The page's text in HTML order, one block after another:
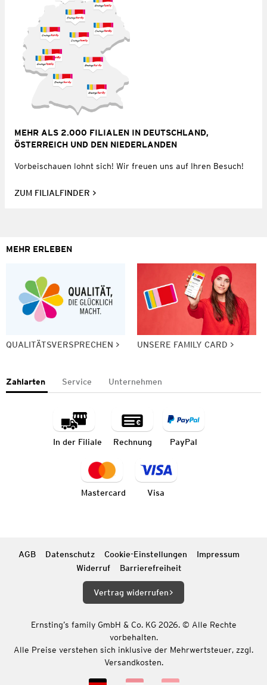
MEHR ALS 2.000 FILIALEN IN DEUTSCHLAND,
ÖSTERREICH UND DEN NIEDERLANDEN
Vorbeischauen lohnt sich! Wir freuen uns auf Ihren Besuch!
ZUM FILIALFINDER
MEHR ERLEBEN
QUALITÄTSVERSPRECHEN UNSERE FAMILY CARD
Zahlarten Service Unternehmen
In der Filiale Rechnung PayPal
Mastercard Visa
AGB Datenschutz Cookie-Einstellungen
Impressum
Widerruf
Barrierefreiheit
Vertrag widerrufen
Ernsting’s family GmbH & Co. KG 2026. © Alle Rechte
vorbehalten.
Alle Preise verstehen sich inklusive der Mehrwertsteuer, zzgl.
Versandkosten.